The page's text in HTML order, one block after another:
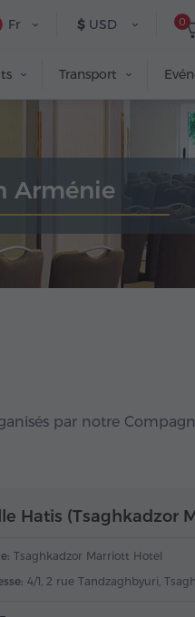
0
$ USD
Fr
Transport
Arménie
par notre
Hatis (Tsaghkadzor
Tsaghkadzor Marriott Hotel
4/1, 2 rue Tandzaghbyuri,